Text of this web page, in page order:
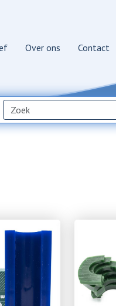
Over ons Contact